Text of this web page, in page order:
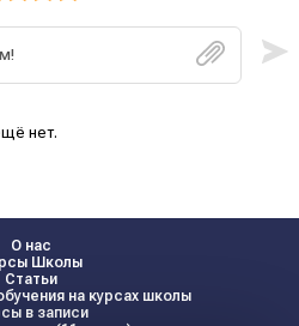
нет.
О нас
Школы
Статьи
на курсах школы
в записи